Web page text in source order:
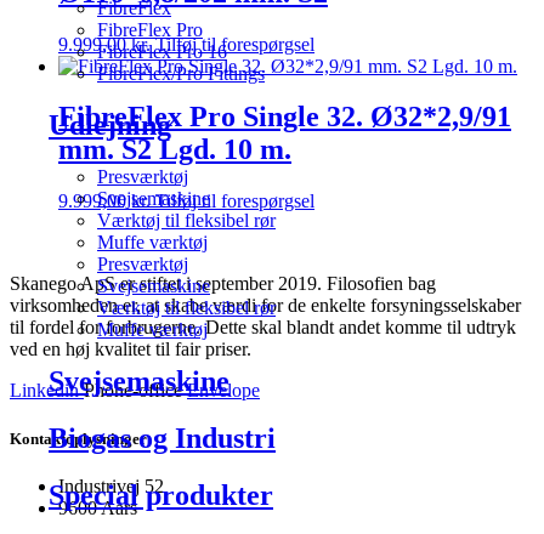
FibreFlex
FibreFlex Pro
FibreFlex Pro 16
FibreFlex/Pro Fittings
Udlejning
Presværktøj
Svejsemaskine
Værktøj til fleksibel rør
Muffe værktøj
Presværktøj
Svejsemaskine
Værktøj til fleksibel rør
Muffe værktøj
Svejsemaskine
Biogas og Industri
Special produkter
9.999,00kr. Tilføj til forespørgsel
FibreFlex Pro Single 32. Ø32*2,9/91
mm. S2 Lgd. 10 m.
9.999,00kr. Tilføj til forespørgsel
Skanego ApS er stiftet i september 2019. Filosofien bag
virksomheden er, at skabe værdi for de enkelte forsyningsselskaber
til fordel for forbrugerne. Dette skal blandt andet komme til udtryk
ved en høj kvalitet til fair priser.
Linkedin Phone-office Envelope
Kontaktoplysninger
Industrivej 52
9600 Aars